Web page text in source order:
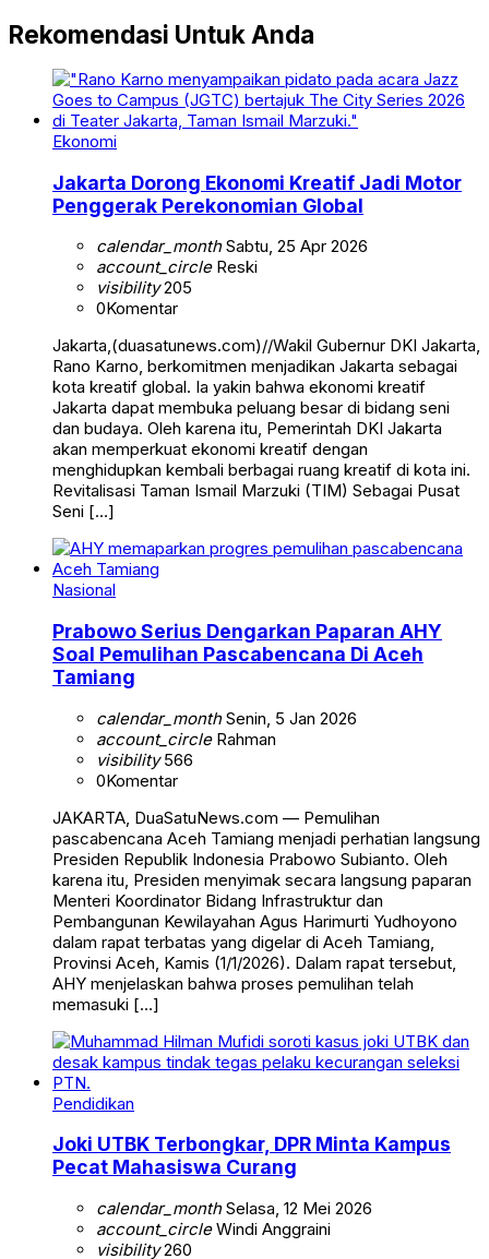
Rekomendasi Untuk Anda
Ekonomi
Jakarta Dorong Ekonomi Kreatif Jadi Motor
Penggerak Perekonomian Global
calendar_monthSabtu, 25 Apr 2026
account_circleReski
visibility205
0Komentar
Jakarta,(duasatunews.com)//Wakil Gubernur DKI Jakarta,
Rano Karno, berkomitmen menjadikan Jakarta sebagai
kota kreatif global. Ia yakin bahwa ekonomi kreatif
Jakarta dapat membuka peluang besar di bidang seni
dan budaya. Oleh karena itu, Pemerintah DKI Jakarta
akan memperkuat ekonomi kreatif dengan
menghidupkan kembali berbagai ruang kreatif di kota ini.
Revitalisasi Taman Ismail Marzuki (TIM) Sebagai Pusat
Seni […]
Nasional
Prabowo Serius Dengarkan Paparan AHY
Soal Pemulihan Pascabencana Di Aceh
Tamiang
calendar_monthSenin, 5 Jan 2026
account_circleRahman
visibility566
0Komentar
JAKARTA, DuaSatuNews.com — Pemulihan
pascabencana Aceh Tamiang menjadi perhatian langsung
Presiden Republik Indonesia Prabowo Subianto. Oleh
karena itu, Presiden menyimak secara langsung paparan
Menteri Koordinator Bidang Infrastruktur dan
Pembangunan Kewilayahan Agus Harimurti Yudhoyono
dalam rapat terbatas yang digelar di Aceh Tamiang,
Provinsi Aceh, Kamis (1/1/2026). Dalam rapat tersebut,
AHY menjelaskan bahwa proses pemulihan telah
memasuki […]
Pendidikan
Joki UTBK Terbongkar, DPR Minta Kampus
Pecat Mahasiswa Curang
calendar_monthSelasa, 12 Mei 2026
account_circleWindi Anggraini
visibility260